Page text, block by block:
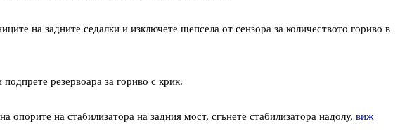
на задните седалки и изключете щепсела от сензора за количеството гориво в
подпрете резервоара за гориво с крик.
опорите на стабилизатора на задния мост, сгънете стабилизатора надолу, виж